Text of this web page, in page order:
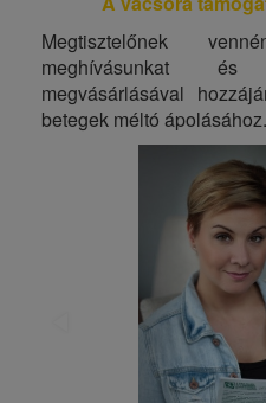
Megtisztelőnek
meghívásunkat
megvásárlásával
betegek méltó ápolásához.